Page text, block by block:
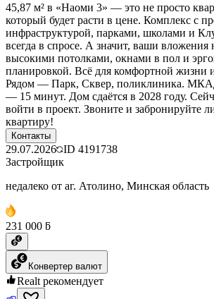
45,87 м² в «Наоми 3» — это не просто
который будет расти в цене. Комплекс с
инфраструктурой, парками, школами и
всегда в спросе. А значит, ваши
высокими потолками, окнами в пол и
планировкой. Всё для комфортной жизни
Рядом — Парк, Сквер, поликлиника.
— 15 минут. Дом сдаётся в 2028 году.
войти в проект. Звоните и забронируйте
квартиру!
Контакты
29.07.2026 ID 4191738
Застройщик
недалеко от аг. Атолино, Минская область
231 000 ƃ
Конвертер валют
Realt рекомендует